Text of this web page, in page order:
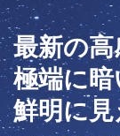
最新の
極端に
鮮明に